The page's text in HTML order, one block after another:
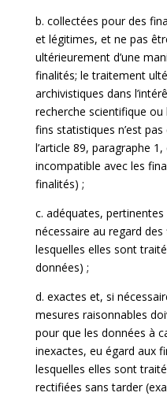
b. collectées pour des
et légitimes, et ne pas
ultérieurement d’une
finalités; le traitement
archivistiques dans
recherche scientifique
fins statistiques n’est
l’article 89, paragraphe
incompatible avec les
finalités) ;
c. adéquates,
nécessaire au regard
lesquelles elles sont
données) ;
d. exactes et, si
mesures raisonnables
pour que les données à
inexactes, eu égard aux
lesquelles elles sont
rectifiées sans tarder